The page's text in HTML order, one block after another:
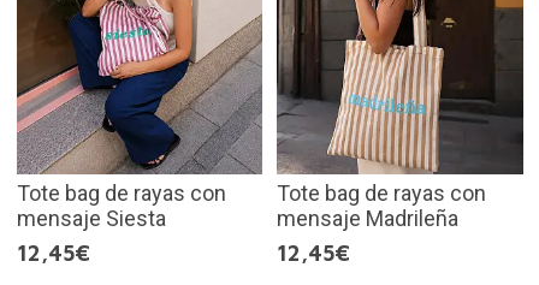
Tote bag de rayas con
mensaje Siesta
12,45€
Tote bag de rayas con
mensaje Madrileña
12,45€